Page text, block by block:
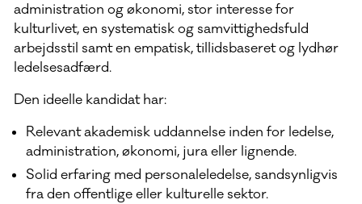
administration og økonomi, stor interesse for
kulturlivet, en systematisk og samvittighedsfuld
arbejdsstil samt en empatisk, tillidsbaseret og lydhør
ledelsesadfærd.
Den ideelle kandidat har:
Relevant akademisk uddannelse inden for ledelse,
administration, økonomi, jura eller lignende.
Solid erfaring med personaleledelse, sandsynligvis
fra den offentlige eller kulturelle sektor.